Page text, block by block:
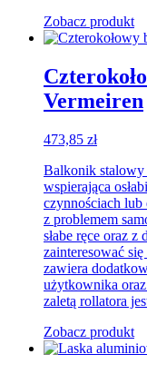
Zobacz produkt
Vermeiren
473,85 zł
Balkonik stalowy
wspierająca
czynnościach lub
z problemem
słabe ręce oraz
zainteresować
zawiera
użytkownika
zaletą rollatora
Zobacz produkt